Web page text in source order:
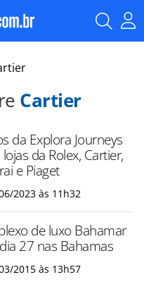
Cartier
da Explora Journeys
da Rolex, Cartier,
e Piaget
2023 às 11h32
de luxo Bahamar
27 nas Bahamas
2015 às 13h57